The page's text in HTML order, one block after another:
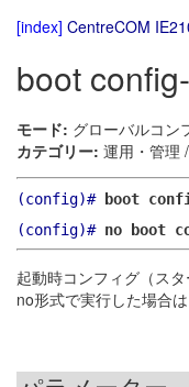
[index] CentreCOM
boot
モード: グローバルコン
カテゴリー: 運用・管理
(config)# boot
(config)# no boot
起動時コンフィグ（ス
no形式で実行した場合